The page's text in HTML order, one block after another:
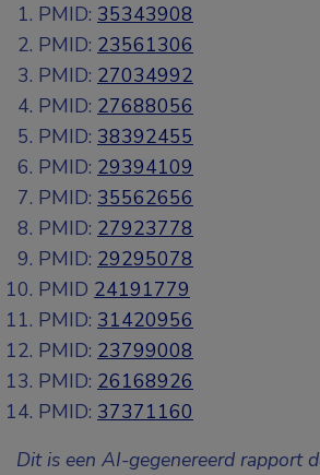
PMID: 35343908
PMID: 23561306
PMID: 27034992
PMID: 27688056
PMID: 38392455
PMID: 29394109
PMID: 35562656
PMID: 27923778
PMID: 29295078
PMID 24191779
PMID: 31420956
PMID: 23799008
PMID: 26168926
PMID: 37371160
Dit is een AI-gegenereerd rapport